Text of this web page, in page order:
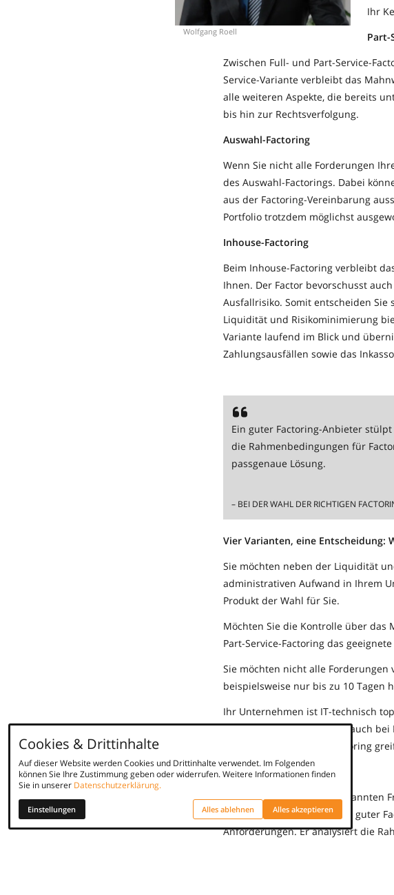
Wolfgang Roell
Ihr
Part-
Zwischen Full- und Part-Service-
Service-Variante verbleibt das
alle weiteren Aspekte, die bereits
bis hin zur Rechtsverfolgung.
Auswahl-Factoring
Wenn Sie nicht alle Forderungen
des Auswahl-Factorings. Dabei
aus der Factoring-Vereinbarung
Portfolio trotzdem möglichst
Inhouse-Factoring
Beim Inhouse-Factoring verbleibt
Ihnen. Der Factor bevorschusst
Ausfallrisiko. Somit entscheiden
Liquidität und Risikominimierung
Variante laufend im Blick und
Zahlungsausfällen sowie das
Ein guter Factoring-Anbieter
die Rahmenbedingungen für
passgenaue Lösung.
– BEI DER WAHL DER RICHTIGEN
Vier Varianten, eine Entscheidung:
Sie möchten neben der Liquidität
administrativen Aufwand in Ihrem
Produkt der Wahl für Sie.
Möchten Sie die Kontrolle über das
Part-Service-Factoring das
Sie möchten nicht alle
beispielsweise nur bis zu 10 Tagen
Ihr Unternehmen ist IT-technisch
Zahlungen werden täglich (auch
Gewissens zu Inhouse-Factoring
Fazit
Wenn Sie sich die oben genannten
gutes Stück weiter. Aber ein guter
Anforderungen. Er analysiert die
Cookies & Drittinhalte
Auf dieser Website werden Cookies und Drittinhalte verwendet. Im Folgenden
können Sie Ihre Zustimmung geben oder widerrufen. Weitere Informationen finden
Sie in unserer Datenschutzerklärung.
Einstellungen Alles ablehnen Alles akzeptieren